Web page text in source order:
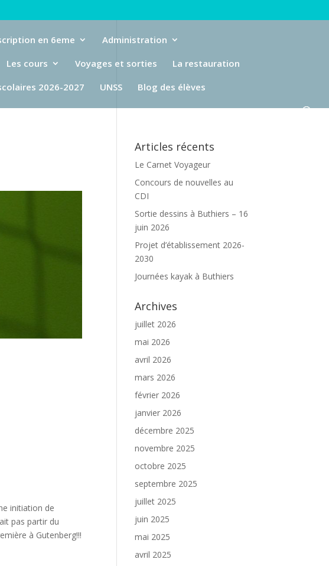
en 6eme
Administration
Les cours Voyages et sorties
La restauration
2026-2027 UNSS Blog des élèves
initiation de
pas partir du
à Gutenberg!!!
Articles récents
Le Carnet Voyageur
Concours de nouvelles au
CDI
Sortie dessins à Buthiers – 16
juin 2026
Projet d’établissement 2026-
2030
Journées kayak à Buthiers
Archives
juillet 2026
mai 2026
avril 2026
mars 2026
février 2026
janvier 2026
décembre 2025
novembre 2025
octobre 2025
septembre 2025
juillet 2025
juin 2025
mai 2025
avril 2025